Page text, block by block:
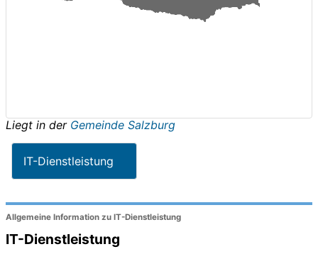
Liegt in der Gemeinde Salzburg
IT-Dienstleistung
Allgemeine Information zu IT-Dienstleistung
IT-Dienstleistung